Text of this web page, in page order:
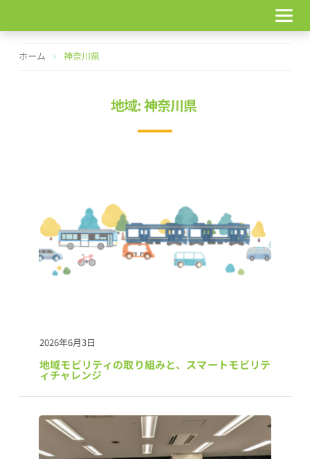
テ
ホーム 神奈川県
地域: 神奈川県
2026年6月3日
地域モビリティの取り組みと、スマートモビリテ
ィチャレンジ